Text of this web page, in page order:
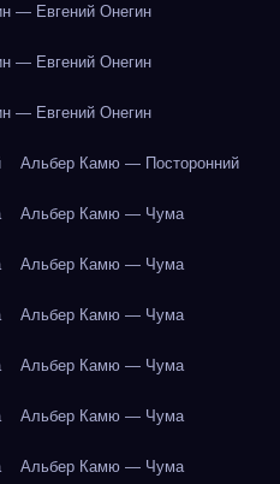
— Евгений Онегин
— Евгений Онегин
— Евгений Онегин
Альбер Камю — Посторонний
Альбер Камю — Чума
Альбер Камю — Чума
Альбер Камю — Чума
Альбер Камю — Чума
Альбер Камю — Чума
Альбер Камю — Чума